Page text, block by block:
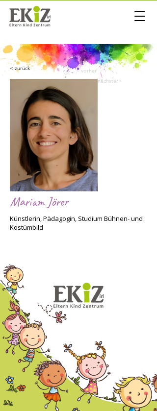
< zurück
< vorher
nächster>
Mariam Jörer
Künstlerin, Pädagogin, Studium Bühnen- und
Kostümbild